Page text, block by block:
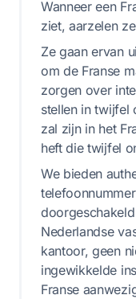
Wanneer een
ziet, aarzelen
Ze gaan ervan
om de Franse
zorgen over
stellen in twijfel
zal zijn in het
heft die twijfel
We bieden
Nederlandse
kantoor, geen
ingewikkelde
Franse